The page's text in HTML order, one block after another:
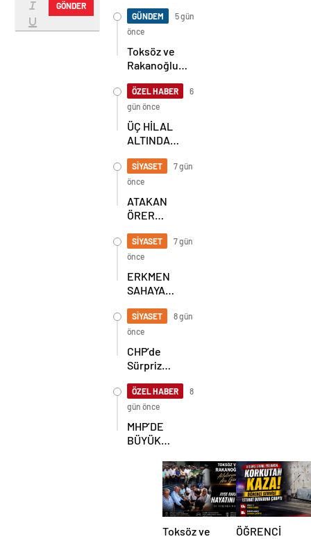
GÖNDER
Sahnede!
Korkmaz Yol
Vermiyor
GÜNDEM
5 gün
önce
Toksöz ve
Rakanoğlu
Acı Günü
ÖZEL HABER
6
gün önce
ÜÇ HİLAL
ALTINDA
BULUŞMA!
SEKİZ İL
BAŞKANI
BİR ARADA
SİYASET
7 gün
önce
ATAKAN
ÖRER
BAŞKAN
SEÇİLDİ
SİYASET
7 gün
önce
ERKMEN
SAHAYA
GÖKÇEBEY
VE
ÇAYCUMA’DA
SİYASET
8 gün
önce
CHP’de
Sürpriz
Başkanlığı
İçin
Beklenen
Hamle Geldi
ÖZEL HABER
8
gün önce
MHP’DE
BÜYÜK
Toksöz ve
ÖĞRENCİ